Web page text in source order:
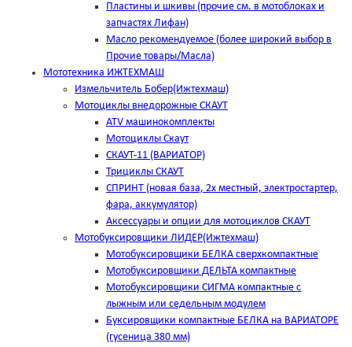
Пластины и шкивы (прочие см. в мотоблоках и
запчастях Лифан)
Масло рекомендуемое (более широкий выбор в
Прочие товары/Масла)
Мототехника ИЖТЕХМАШ
Измельчитель Бобер(Ижтехмаш)
Мотоциклы внедорожные СКАУТ
ATV машинокомплекты
Мотоциклы Скаут
СКАУТ-11 (ВАРИАТОР)
Трициклы СКАУТ
СПРИНТ (новая база, 2х местный, электростартер,
фара, аккумулятор)
Аксессуары и опции для мотоциклов СКАУТ
Мотобуксировщики ЛИДЕР(Ижтехмаш)
Мотобуксировщики БЕЛКА сверхкомпактные
Мотобуксировщики ДЕЛЬТА компактные
Мотобуксировщики СИГМА компактные с
лыжным или седельным модулем
Буксировщики компактные БЕЛКА на ВАРИАТОРЕ
(гусеница 380 мм)